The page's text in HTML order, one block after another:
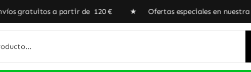
a partir de 120 € ★ Ofertas especiales en nuestra